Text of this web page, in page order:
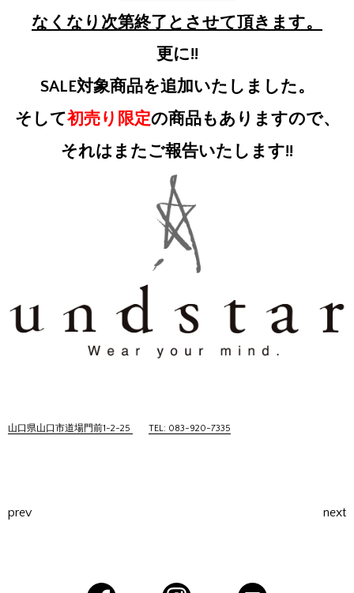
なくなり次第終了とさせて頂きます。
更に!!
SALE対象商品を追加いたしました。
そして初売り限定の商品もありますので、
それはまたご報告いたします!!
山口県山口市道場門前1-2-25 TEL: 083-920-7335
prev next